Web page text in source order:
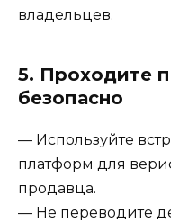
владельцев.
5. Проходите
безопасно
— Используйте
платформ для
продавца.
— Не переводите